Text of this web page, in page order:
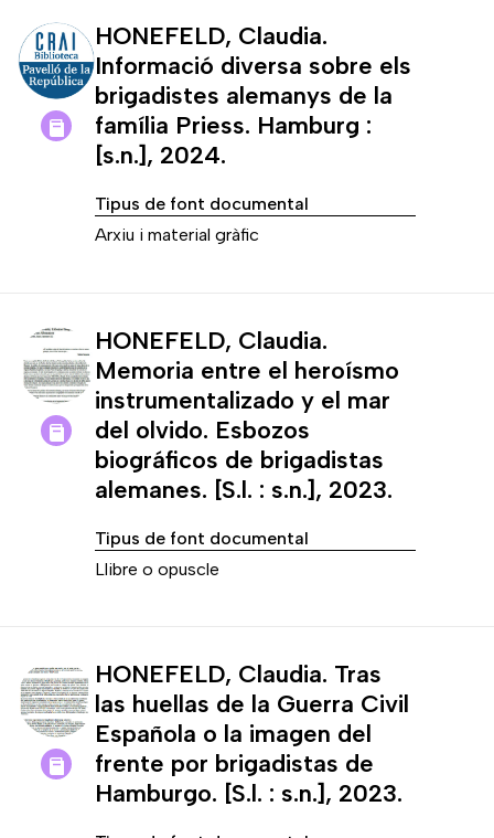
HONEFELD, Claudia.
Informació diversa sobre els
brigadistes alemanys de la
família Priess. Hamburg :
[s.n.], 2024.
Tipus de font documental
Arxiu i material gràfic
HONEFELD, Claudia.
Memoria entre el heroísmo
instrumentalizado y el mar
del olvido. Esbozos
biográficos de brigadistas
alemanes. [S.l. : s.n.], 2023.
Tipus de font documental
Llibre o opuscle
HONEFELD, Claudia. Tras
las huellas de la Guerra Civil
Española o la imagen del
frente por brigadistas de
Hamburgo. [S.l. : s.n.], 2023.